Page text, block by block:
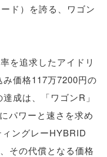
ド）を誇る、ワゴン
を追求したアイドリ
価格117万7200円の
成は、「ワゴンR」
パワーと速さを求め
ングレーHYBRID
その代償となる価格